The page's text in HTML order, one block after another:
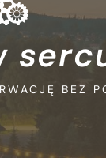
BEZ